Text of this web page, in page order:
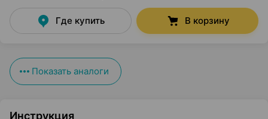
Где купить В корзину
Показать аналоги
Инструкция